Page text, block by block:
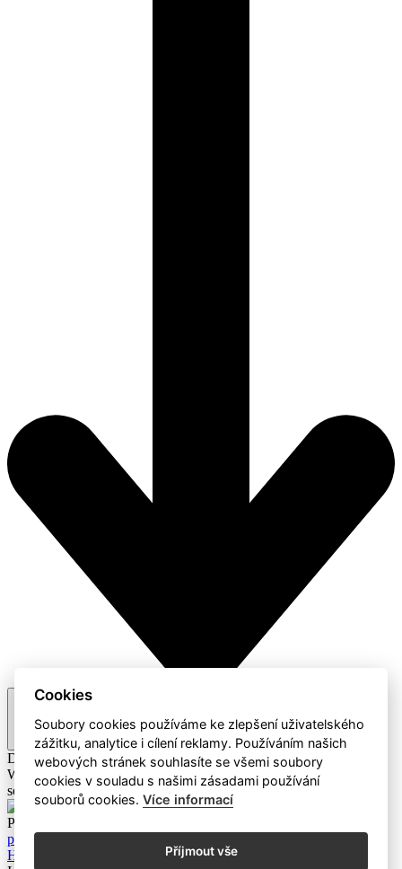
Doporučené
DoporučenéA-Z / Z-A Cena
Webaz
Profesionální dodavatel čisticích prostředků a hotelového
sortimentu
Produkty
program
Hotelový sortiment
Dávkovací systémy Úklidové stroje
Cookies
Soubory cookies používáme ke zlepšení uživatelského
zážitku, analytice i cílení reklamy. Používáním našich
webových stránek souhlasíte se všemi soubory
cookies v souladu s našimi zásadami používání
souborů cookies.Více informací
Příjmout vše